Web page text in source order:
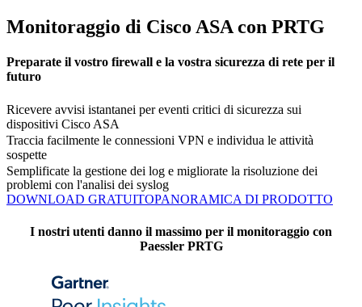
Monitoraggio di Cisco ASA con PRTG
Preparate il vostro firewall e la vostra sicurezza di rete per il
futuro
Ricevere avvisi istantanei per eventi critici di sicurezza sui
dispositivi Cisco ASA
Traccia facilmente le connessioni VPN e individua le attività
sospette
Semplificate la gestione dei log e migliorate la risoluzione dei
problemi con l'analisi dei syslog
DOWNLOAD GRATUITOPANORAMICA DI PRODOTTO
I nostri utenti danno il massimo per il monitoraggio con
Paessler PRTG